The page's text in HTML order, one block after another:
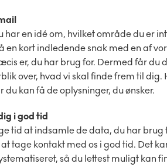
har en idé om, hvilket område du er
en kort indledende snak med en af
er, du har brug for. Dermed får du
over, hvad vi skal finde frem til
du kan få de oplysninger, du ønsker.
i god tid
tid at indsamle de data, du har
tage kontakt med os i god tid. Det
så du lettest muligt kan